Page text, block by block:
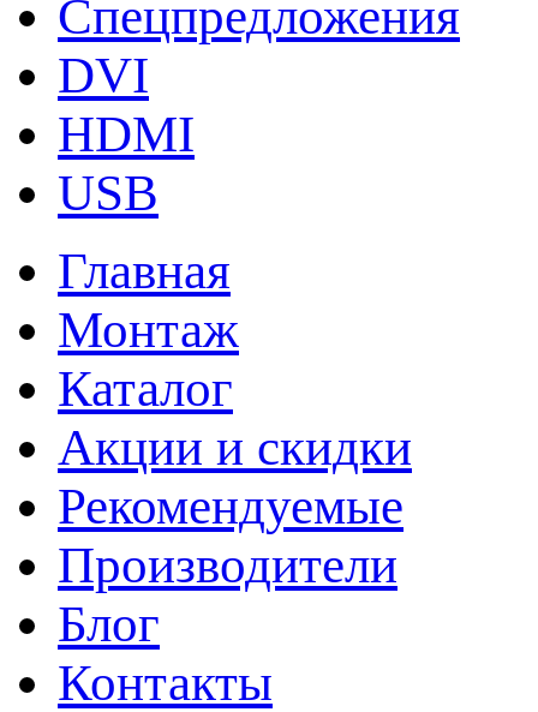
Спецпредложения
DVI
HDMI
USB
Главная
Монтаж
Каталог
Акции и скидки
Рекомендуемые
Производители
Блог
Контакты